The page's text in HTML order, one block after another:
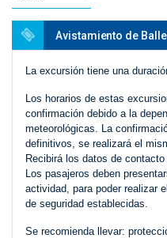
Avistamiento de
La excursión tiene una
Los horarios de estas
confirmación debido a la
meteorológicas. La
definitivos, se realizará el
Recibirá los datos de
Los pasajeros deben
actividad, para poder realizar
de seguridad establecidas.
Se recomienda llevar: